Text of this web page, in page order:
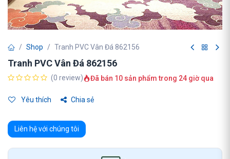
Shop Tranh PVC Vân Đá 862156
Tranh PVC Vân Đá 862156
(0 review) Đã bán 10 sản phẩm trong 24 giờ qua
Yêu thích Chia sẻ
Liên hệ với chúng tôi